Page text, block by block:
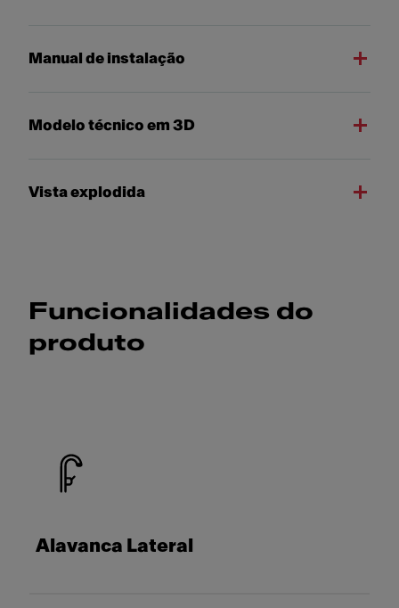
Manual de instalação
Modelo técnico em 3D
Vista explodida
Funcionalidades do
produto
Alavanca Lateral